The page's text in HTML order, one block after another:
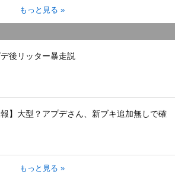
もっと見る »
後リッター暴走説
報】大型？アプデさん、新ブキ追加無しで確
もっと見る »